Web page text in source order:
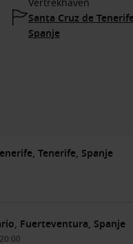
Vertrekhaven
Santa Cruz de
Spanje
Tenerife, Spanje
Fuerteventura, Spanje
20:00